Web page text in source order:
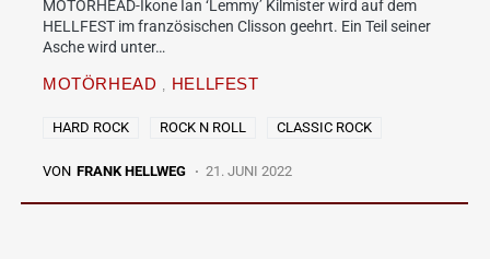
MOTÖRHEAD-Ikone Ian ‘Lemmy’ Kilmister wird auf dem
HELLFEST im französischen Clisson geehrt. Ein Teil seiner
Asche wird unter…
MOTÖRHEAD HELLFEST
HARD ROCK ROCK N ROLL CLASSIC ROCK
VON FRANK HELLWEG 21. JUNI 2022